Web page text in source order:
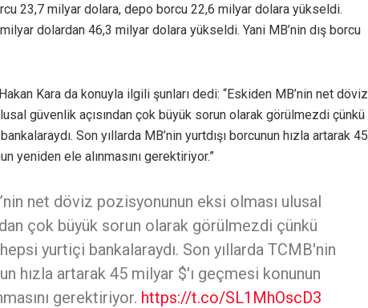
23,7 milyar dolara, depo borcu 22,6 milyar dolara yükseldi.
dolardan 46,3 milyar dolara yükseldi. Yani MB’nin dış borcu
Kara da konuyla ilgili şunları dedi: “Eskiden MB’nin net döviz
güvenlik açısından çok büyük sorun olarak görülmezdi çünkü
Son yıllarda MB’nin yurtdışı borcunun hızla artarak 45
yeniden ele alınmasını gerektiriyor.”
net döviz pozisyonunun eksi olması ulusal
çok büyük sorun olarak görülmezdi çünkü
yurtiçi bankalaraydı. Son yıllarda TCMB'nin
hızla artarak 45 milyar $'ı geçmesi konunun
gerektiriyor. https://t.co/SL1MhOscD3